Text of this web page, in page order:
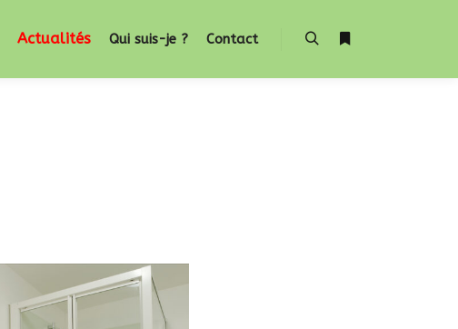
Actualités Qui suis-je ? Contact